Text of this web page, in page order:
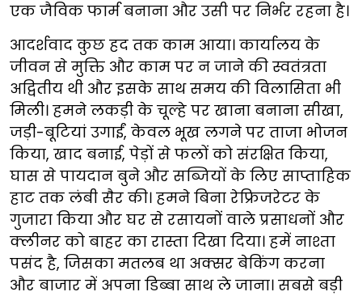
एक जैविक फार्म बनाना और उसी पर निर्भर रहना है।
आदर्शवाद कुछ हद तक काम आया। कार्यालय के
जीवन से मुक्ति और काम पर न जाने की स्वतंत्रता
अद्वितीय थी और इसके साथ समय की विलासिता भी
मिली। हमने लकड़ी के चूल्हे पर खाना बनाना सीखा,
जड़ी-बूटियां उगाईं, केवल भूख लगने पर ताजा भोजन
किया, खाद बनाई, पेड़ों से फलों को संरक्षित किया,
घास से पायदान बुने और सब्जियों के लिए साप्ताहिक
हाट तक लंबी सैर की। हमने बिना रेफ्रिजरेटर के
गुजारा किया और घर से रसायनों वाले प्रसाधनों और
क्लीनर को बाहर का रास्ता दिखा दिया। हमें नाश्ता
पसंद है, जिसका मतलब था अक्सर बेकिंग करना
और बाजार में अपना डिब्बा साथ ले जाना। सबसे बड़ी